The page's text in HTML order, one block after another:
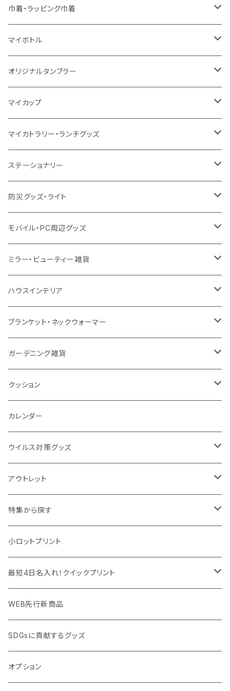
コットン
5oz
シーチング
キャンパス
8oz
10oz
デニム・デニムライク
ポリエステル
再生不織布
不織布
保冷
スウェット
10oz
シーチング
キャンパス
10oz
12oz
デニム
ポリエステル
不織布
保冷
再生ファブリック
5oz
コットン
5oz
キャンパス
ポリエステル
不織布
ポリエステル
不織布
スウェット
ボトル
タンブラー
ランチグッズ
ハンカチ
傘
オーガニックコットン
フェアトレードコットン
再生ファブリック
キャンパス
デニム・デニムライク
ポリエステル
不織布
保冷
EVA
防水
ナイロン
巾着・ラッピング巾着
コットン
オーガニックコットン
再生ファブリック
フェアトレードコットン
デニム・デニムライク
ポリエステル
リネン
マイボトル
ステンレスサーモ
ステンレス
アルミ
クリアボトル
カスタムデザインボトル
オリジナルタンブラー
サーモタンブラー
ステンレス2層タンブラー
プラスチック2層タンブラー
アルミタンブラー
バンブータンブラー
コーヒー配合タンブラー
カスタムデザインタンブラー
マイカップ
サーモ
ステンレス
バンブー
コーヒー配合
プラスチック
陶器
磁器マグ・湯呑
カスタムデザイン
マイカトラリー・ランチグッズ
カトラリー
フードポット
コースター
ドリンク用品
保存容器
キッチンツール
ステーショナリー
単色ボールペン
多機能ペン
ペンケース
メモ
ノート
付箋
トレイ
パットカバー、ブックカバー
IDケース、パスケース、コインケース
デスク周辺
防災グッズ・ライト
防災セット
ラジオ・スピーカー
ハンディライト
デスクライト
付属ライト
ランタン
非常食
モバイル・PC周辺グッズ
チャージャー
充電器
モバイルスタンド
モバイルリング
アクセサリー・スマホケース
タッチペン
USBケーブル・ハブ
イヤホン・ヘッドフォン
マウスパッド
モバイル周辺グッズ
PC周辺グッズ
ミラー・ビューティー雑貨
折りたたみ式ミラー
スライド式ミラー
ケース付きミラー
手持ちミラー
ビューティー雑貨
ハウスインテリア
ピクチャーボード、ポスター
フォトフレーム、スタンド
キーホルダー
時計
ブランケット・ネックウォーマー
ブランケット
ネックウォーマー
マフラー・ストール
ガーデニング雑貨
F.O.B COOP
クッション
折りたたみクッション
カレンダー
ウイルス対策グッズ
除菌グッズ
パーテーション
マスク・フェイスシールド
測定・測量用品
加湿器・オゾン発生器
ウイルス対策消耗品
ウイルス対策備品
アウトレット
アウトレット
ドリンクフェア
ボトル・タンブラー
ポーチ・巾着
タオル・ブランケット
その他雑貨品
特集から探す
エンタメグッズ・イベント会場物販品
ご当地グッズ・オリジナルお土産品
フルカラー印刷ノベルティ
予算消化・備品におすすめグッズ
展示会・説明会ノベルティ
小ロットプリント
最短4日名入れ！クイックプリント
クイック印刷対応トートバッグ・エコバッグ
クイック印刷対応ポーチ・巾着
クイック印刷対応ボトル
WEB先行新商品
SDGsに貢献するグッズ
オプション